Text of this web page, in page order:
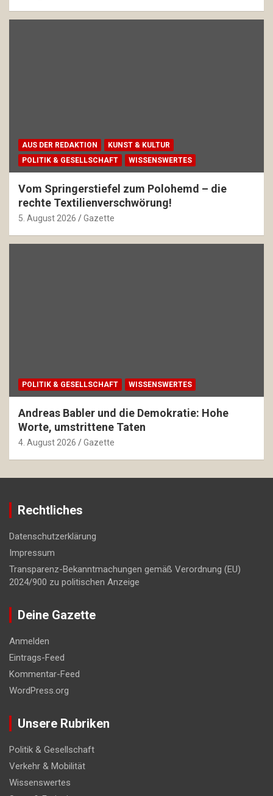
AUS DER REDAKTION
KUNST & KULTUR
POLITIK & GESELLSCHAFT
WISSENSWERTES
Vom Springerstiefel zum Polohemd – die
rechte Textilienverschwörung!
5. August 2026 Gazette
POLITIK & GESELLSCHAFT WISSENSWERTES
Andreas Babler und die Demokratie: Hohe
Worte, umstrittene Taten
4. August 2026 Gazette
Rechtliches
Datenschutzerklärung
Impressum
Transparenz-Bekanntmachungen gemäß Verordnung (EU)
2024/900 zu politischen Anzeige
Deine Gazette
Anmelden
Eintrags-Feed
Kommentar-Feed
WordPress.org
Unsere Rubriken
Politik & Gesellschaft
Verkehr & Mobilität
Wissenswertes